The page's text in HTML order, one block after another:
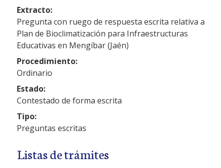
Extracto:
Pregunta con ruego de respuesta escrita relativa a
Plan de Bioclimatización para Infraestructuras
Educativas en Mengíbar (Jaén)
Procedimiento:
Ordinario
Estado:
Contestado de forma escrita
Tipo:
Preguntas escritas
Listas de trámites